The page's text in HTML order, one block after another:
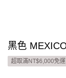
黑色
超取滿NT$6,000免運